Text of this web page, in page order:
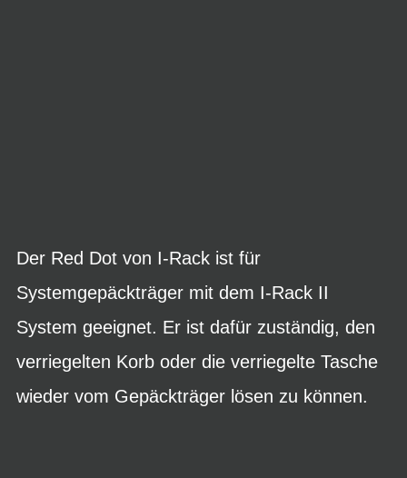
Der Red Dot von I-Rack ist für
Systemgepäckträger mit dem I-Rack II
System geeignet. Er ist dafür zuständig, den
verriegelten Korb oder die verriegelte Tasche
wieder vom Gepäckträger lösen zu können.